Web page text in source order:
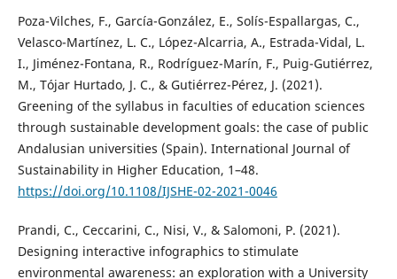
Poza-Vilches, F., García-González, E., Solís-Espallargas, C.,
Velasco-Martínez, L. C., López-Alcarria, A., Estrada-Vidal, L.
I., Jiménez-Fontana, R., Rodríguez-Marín, F., Puig-Gutiérrez,
M., Tójar Hurtado, J. C., & Gutiérrez-Pérez, J. (2021).
Greening of the syllabus in faculties of education sciences
through sustainable development goals: the case of public
Andalusian universities (Spain). International Journal of
Sustainability in Higher Education, 1–48.
https://doi.org/10.1108/IJSHE-02-2021-0046
Prandi, C., Ceccarini, C., Nisi, V., & Salomoni, P. (2021).
Designing interactive infographics to stimulate
environmental awareness: an exploration with a University